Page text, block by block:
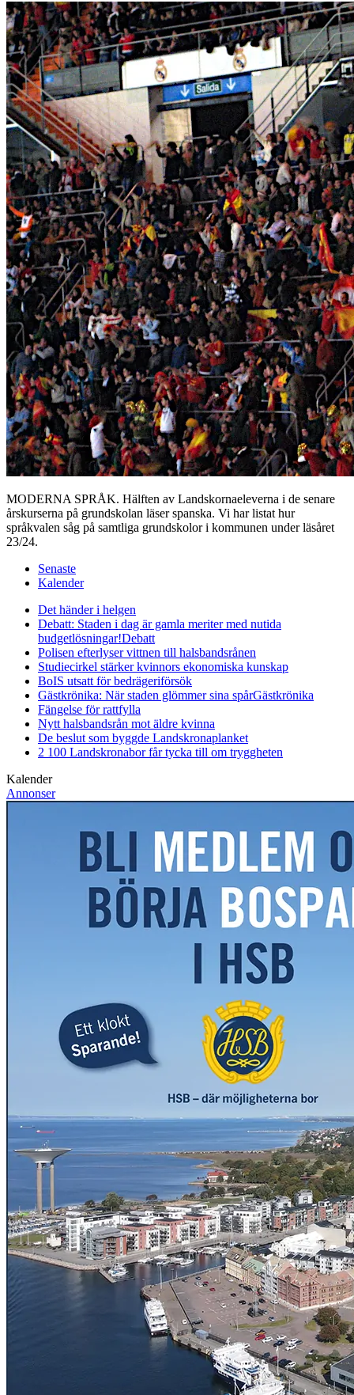
MODERNA SPRÅK. Hälften av Landskornaeleverna i de senare
årskurserna på grundskolan läser spanska. Vi har listat hur
språkvalen såg på samtliga grundskolor i kommunen under läsåret
23/24.
Senaste
Kalender
Det händer i helgen
Debatt: Staden i dag är gamla meriter med nutida
budgetlösningar!Debatt
Polisen efterlyser vittnen till halsbandsrånen
Studiecirkel stärker kvinnors ekonomiska kunskap
BoIS utsatt för bedrägeriförsök
Gästkrönika: När staden glömmer sina spårGästkrönika
Fängelse för rattfylla
Nytt halsbandsrån mot äldre kvinna
De beslut som byggde Landskronaplanket
2 100 Landskronabor får tycka till om tryggheten
Kalender
Annonser